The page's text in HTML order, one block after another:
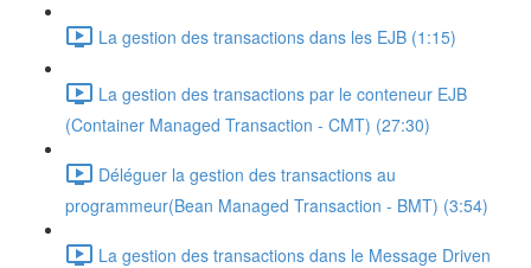
La gestion des transactions dans les EJB (1:15)
La gestion des transactions par le conteneur EJB
(Container Managed Transaction - CMT) (27:30)
Déléguer la gestion des transactions au
programmeur(Bean Managed Transaction - BMT) (3:54)
La gestion des transactions dans le Message Driven